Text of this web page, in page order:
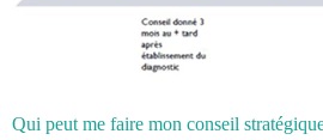
Qui peut me faire mon conseil